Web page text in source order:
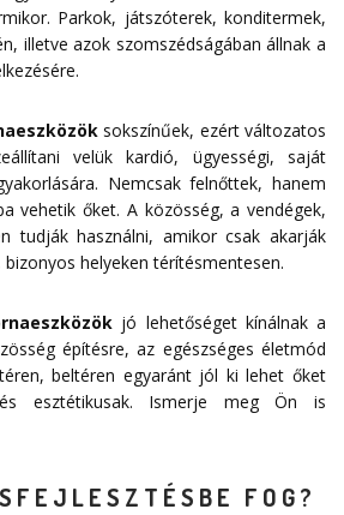
Parkok, játszóterek, konditermek,
illetve azok szomszédságában állnak a
sokszínűek, ezért változatos
velük kardió, ügyességi, saját
Nemcsak felnőttek, hanem
vehetik őket. A közösség, a vendégek,
tudják használni, amikor csak akarják
helyeken térítésmentesen.
jó lehetőséget kínálnak a
építésre, az egészséges életmód
beltéren egyaránt jól ki lehet őket
esztétikusak. Ismerje meg Ön is
FOG?